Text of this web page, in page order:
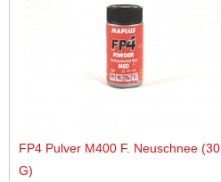
FP4 Pulver M400 F. Neuschnee (30
G)